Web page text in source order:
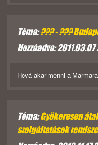
Téma:??? - ???
Hozzáadva: 2011.03.07
Hová akar menni a
Téma:Gyökeresen
szolgáltatások